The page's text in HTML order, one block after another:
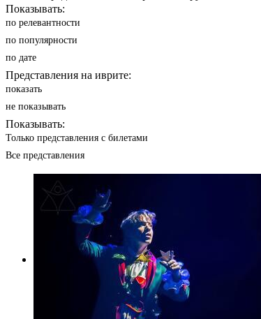
Показывать:
по релевантности
по популярности
по дате
Представления на иврите:
показать
не показывать
Показывать:
Только представления с билетами
Все представления